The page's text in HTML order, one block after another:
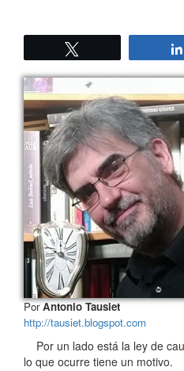
PorAntonio Tausiet
http://tausiet.blogspot.com
Por un lado está la ley de
lo que ocurre tiene un motivo.